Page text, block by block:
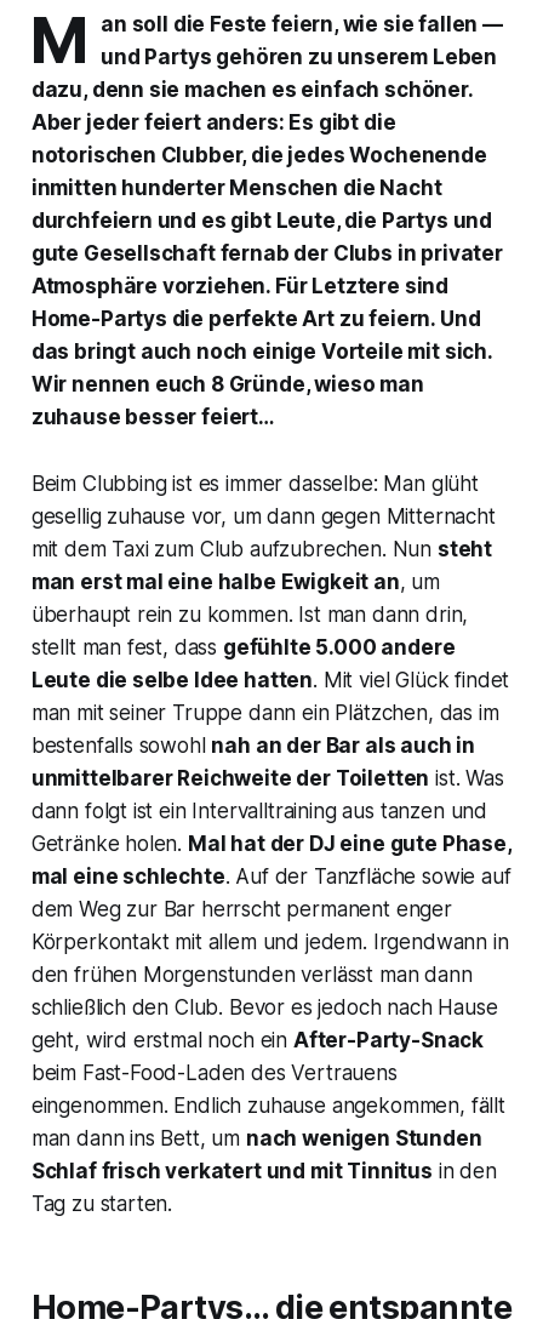
M
an soll die Feste feiern, wie sie fallen —
und Partys gehören zu unserem Leben
dazu, denn sie machen es einfach schöner.
Aber jeder feiert anders: Es gibt die
notorischen Clubber, die jedes Wochenende
inmitten hunderter Menschen die Nacht
durchfeiern und es gibt Leute, die Partys und
gute Gesellschaft fernab der Clubs in privater
Atmosphäre vorziehen. Für Letztere sind
Home-Partys die perfekte Art zu feiern. Und
das bringt auch noch einige Vorteile mit sich.
Wir nennen euch 8 Gründe, wieso man
zuhause besser feiert…
Beim Clubbing ist es immer dasselbe: Man glüht
gesellig zuhause vor, um dann gegen Mitternacht
mit dem Taxi zum Club aufzubrechen. Nun steht
man erst mal eine halbe Ewigkeit an, um
überhaupt rein zu kommen. Ist man dann drin,
stellt man fest, dass gefühlte 5.000 andere
Leute die selbe Idee hatten. Mit viel Glück findet
man mit seiner Truppe dann ein Plätzchen, das im
bestenfalls sowohl nah an der Bar als auch in
unmittelbarer Reichweite der Toiletten ist. Was
dann folgt ist ein Intervalltraining aus tanzen und
Getränke holen. Mal hat der DJ eine gute Phase,
mal eine schlechte. Auf der Tanzfläche sowie auf
dem Weg zur Bar herrscht permanent enger
Körperkontakt mit allem und jedem. Irgendwann in
den frühen Morgenstunden verlässt man dann
schließlich den Club. Bevor es jedoch nach Hause
geht, wird erstmal noch ein After-Party-Snack
beim Fast-Food-Laden des Vertrauens
eingenommen. Endlich zuhause angekommen, fällt
man dann ins Bett, um nach wenigen Stunden
Schlaf frisch verkatert und mit Tinnitus in den
Tag zu starten.
Home-Partys… die entspannte